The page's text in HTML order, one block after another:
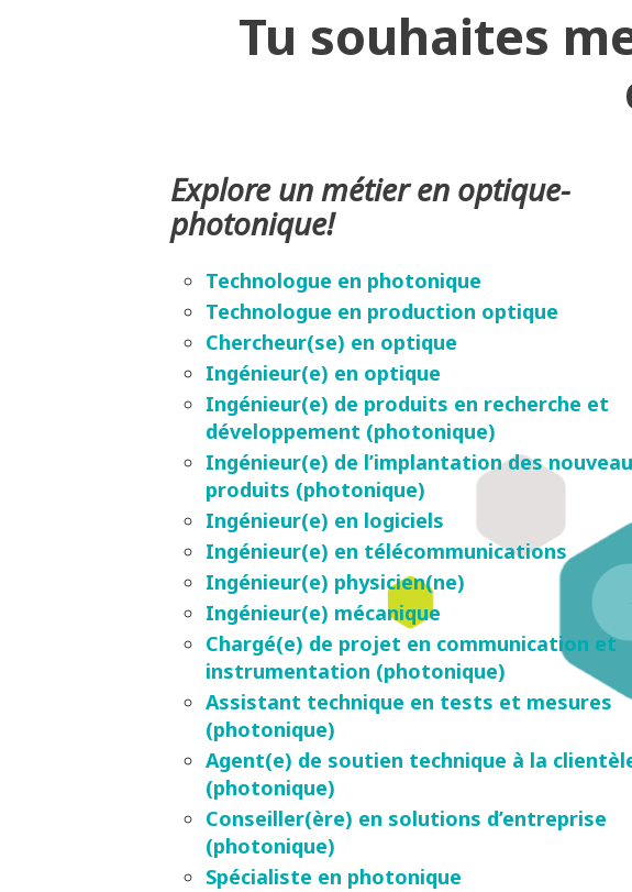
Tu souhaites
Explore un métier en optique-
photonique!
Technologue en photonique
Technologue en production optique
Chercheur(se) en optique
Ingénieur(e) en optique
Ingénieur(e) de produits en recherche et
développement (photonique)
Ingénieur(e) de l’implantation des
produits (photonique)
Ingénieur(e) en logiciels
Ingénieur(e) en télécommunications
Ingénieur(e) physicien(ne)
Ingénieur(e) mécanique
Chargé(e) de projet en communication et
instrumentation (photonique)
Assistant technique en tests et mesures
(photonique)
Agent(e) de soutien technique à la
(photonique)
Conseiller(ère) en solutions d’entreprise
(photonique)
Spécialiste en photonique